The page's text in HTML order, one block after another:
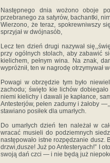
Następnego dnia wożono oboje
przebranego za satyrów, bachantki,
Wierzono, że teraz, spokrewniwszy
sprzyjał w dwójnasób,
Lecz ten dzień drugi nazywał
przy ogólnych stolach, aby zabawić
kielichem, pełnym wina. Na znak,
wypróżnił, ten w nagrodę otrzymywał
Powagi w obrzędzie tym było
zachodu; święto kie lichów
niemi kielichy i dawali je kapłance,
Antesterjów, pełen zadumy i żałoby
stawiano posiłek dla umarłych.
Do umarłych dzień ten należał w
wracać musieli do podziemnych
następowało istne rozpędzanie dusz.
drzwi,dusze! Już po Antesteryach!” I
swoją dań czci — i nie będą już